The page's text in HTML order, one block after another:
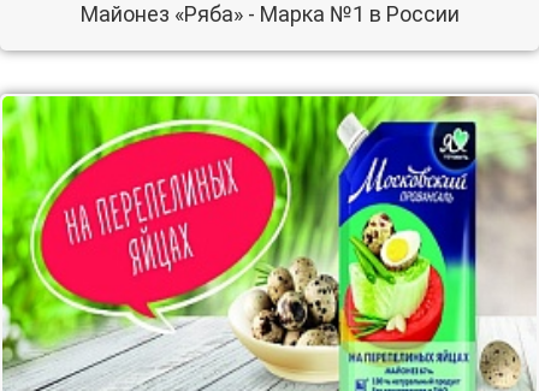
Майонез «Ряба» - Марка №1 в России